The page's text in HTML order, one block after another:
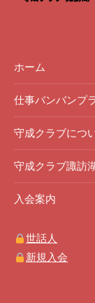
ホーム
仕事バンバンプ
守成クラブにつ
守成クラブ諏訪
入会案内
世話人
新規入会